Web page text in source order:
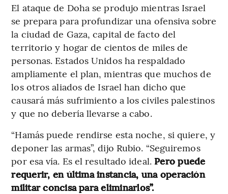
El ataque de Doha se produjo mientras Israel
se prepara para profundizar una ofensiva sobre
la ciudad de Gaza, capital de facto del
territorio y hogar de cientos de miles de
personas. Estados Unidos ha respaldado
ampliamente el plan, mientras que muchos de
los otros aliados de Israel han dicho que
causará más sufrimiento a los civiles palestinos
y que no debería llevarse a cabo.
“Hamás puede rendirse esta noche, si quiere, y
deponer las armas”, dijo Rubio. “Seguiremos
por esa vía. Es el resultado ideal.Pero puede
requerir, en última instancia, una operación
militar concisa para eliminarlos”.